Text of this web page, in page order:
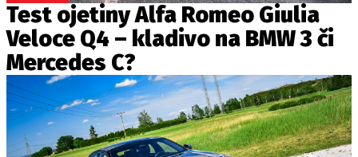
Test ojetiny Alfa Romeo Giulia
Veloce Q4 – kladivo na BMW 3 či
Mercedes C?